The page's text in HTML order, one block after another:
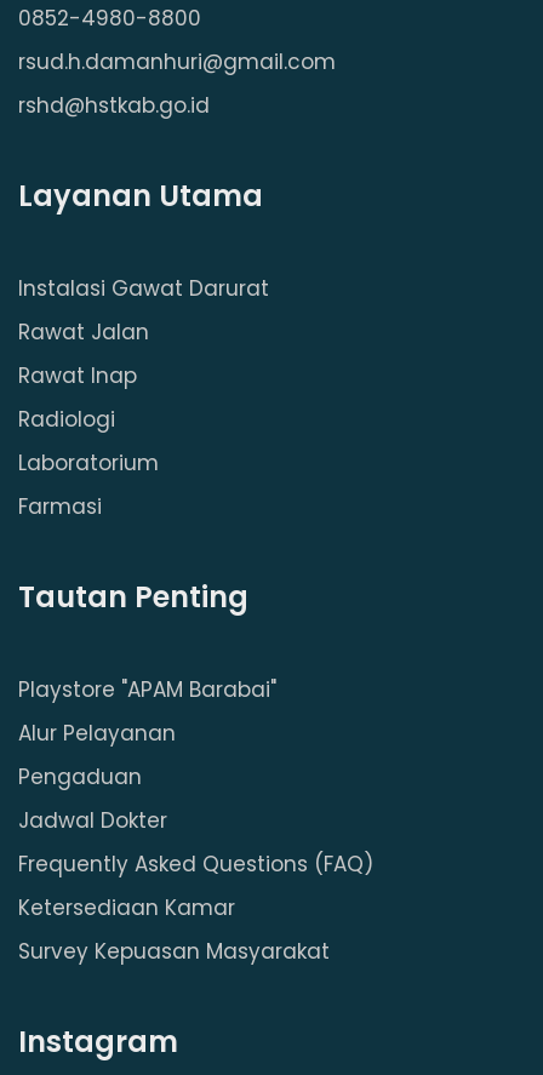
0852-4980-8800
rsud.h.damanhuri@gmail.com
rshd@hstkab.go.id
Layanan Utama
Instalasi Gawat Darurat
Rawat Jalan
Rawat Inap
Radiologi
Laboratorium
Farmasi
Tautan Penting
Playstore "APAM Barabai"
Alur Pelayanan
Pengaduan
Jadwal Dokter
Frequently Asked Questions (FAQ)
Ketersediaan Kamar
Survey Kepuasan Masyarakat
Instagram